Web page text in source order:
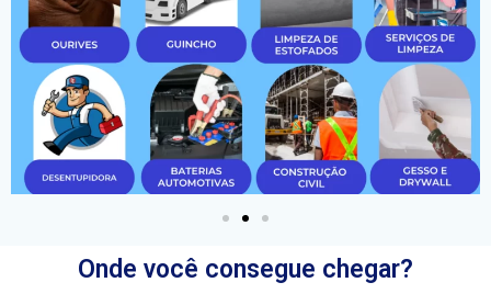
Onde você consegue chegar?